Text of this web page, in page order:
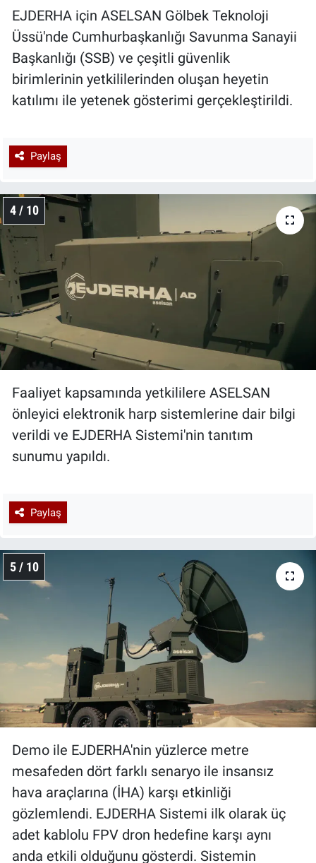
EJDERHA için ASELSAN Gölbek Teknoloji
Üssü'nde Cumhurbaşkanlığı Savunma Sanayii
Başkanlığı (SSB) ve çeşitli güvenlik
birimlerinin yetkililerinden oluşan heyetin
katılımı ile yetenek gösterimi gerçekleştirildi.
Paylaş
4 / 10
Faaliyet kapsamında yetkililere ASELSAN
önleyici elektronik harp sistemlerine dair bilgi
verildi ve EJDERHA Sistemi'nin tanıtım
sunumu yapıldı.
Paylaş
5 / 10
Demo ile EJDERHA'nin yüzlerce metre
mesafeden dört farklı senaryo ile insansız
hava araçlarına (İHA) karşı etkinliği
gözlemlendi. EJDERHA Sistemi ilk olarak üç
adet kablolu FPV dron hedefine karşı aynı
anda etkili olduğunu gösterdi. Sistemin